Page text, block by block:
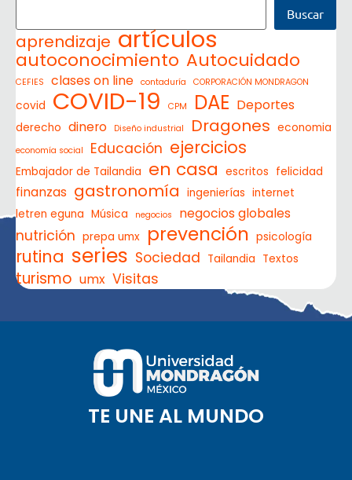
Buscar
aprendizaje artículos
autoconocimiento Autocuidado
CEFIES clases on line contaduría CORPORACIÓN MONDRAGON
covid COVID-19 CPM DAE Deportes
derecho dinero Diseño industrial Dragones economia
economía social Educación ejercicios
Embajador de Tailandia en casa escritos felicidad
finanzas gastronomía ingenierías internet
letren eguna Música negocios negocios globales
nutrición prepa umx prevención psicología
rutina series Sociedad Tailandia Textos
turismo umx Visitas
TE UNE AL MUNDO